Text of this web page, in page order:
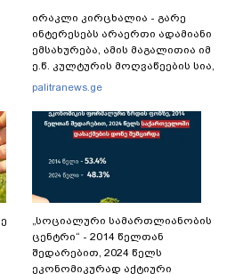
ირაკლი კირცხალია - გარე
ინტერესებს არაერთი ადამიანი
ემსახურება, ამის მაგალითია იმ
ე.წ. კულტურის მოღვაწეების სია,
რომლებიც 2008-2022 წლებში
ერიდებოდნენ, მათ შორის
არიან “სუხიშვილები”, ნიკოლოზ
palitranews.ge
„სოციალური სამართლიანობის
ცენტრი“ - 2014 წელთან
შედარებით, 2024 წელს
ეკონომიკურად აქტიური